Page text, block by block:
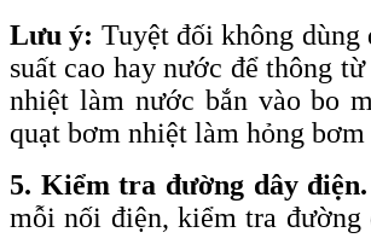
Lưu ý: Tuyệt đối không dùng
suất cao hay nước để thông
nhiệt làm nước bắn vào bo
quạt bơm nhiệt làm hỏng
5. Kiểm tra đường dây điện.
mỗi nối điện, kiểm tra đường